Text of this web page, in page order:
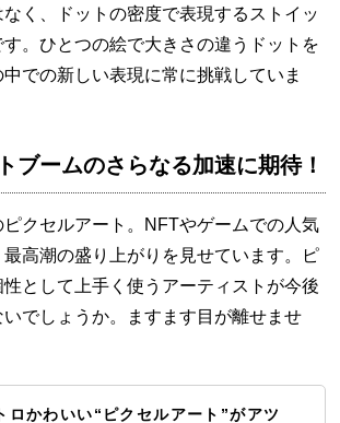
く、ドットの密度で表現するストイッ
。ひとつの絵で大きさの違うドットを
での新しい表現に常に挑戦していま
ブームのさらなる加速に期待！
ピクセルアート。NFTやゲームでの人気
高潮の盛り上がりを見せています。ピ
として上手く使うアーティストが今後
いでしょうか。ますます目が離せませ
ロかわいい“ピクセルアート”がアツ